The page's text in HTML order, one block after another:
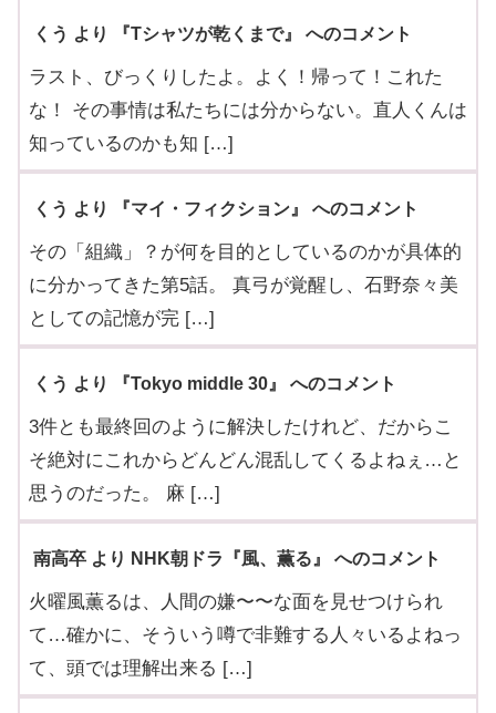
くう より 『Tシャツが乾くまで』 へのコメント
ラスト、びっくりしたよ。よく！帰って！これた
な！ その事情は私たちには分からない。直人くんは
知っているのかも知 […]
くう より 『マイ・フィクション』 へのコメント
その「組織」？が何を目的としているのかが具体的
に分かってきた第5話。 真弓が覚醒し、石野奈々美
としての記憶が完 […]
くう より 『Tokyo middle 30』 へのコメント
3件とも最終回のように解決したけれど、だからこ
そ絶対にこれからどんどん混乱してくるよねぇ…と
思うのだった。 麻 […]
南高卒 より NHK朝ドラ『風、薫る』 へのコメント
火曜風薫るは、人間の嫌〜〜な面を見せつけられ
て…確かに、そういう噂で非難する人々いるよねっ
て、頭では理解出来る […]